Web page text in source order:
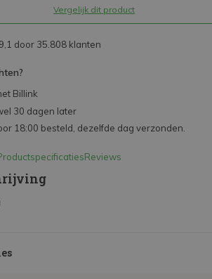
Vergelijk dit product
door 35.808 klanten
Billink
30 dagen later
18:00 besteld, dezelfde dag verzonden.
Reviews